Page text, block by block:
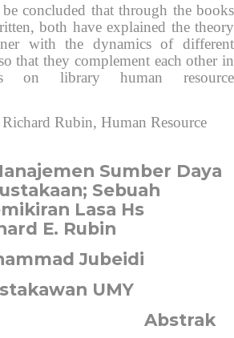
concluded that through the books
both have explained the theory
with the dynamics of different
that they complement each other in
on library human resource
Richard Rubin, Human Resource
Sumber Daya
Sebuah
Lasa Hs
E. Rubin
Jubeidi
UMY